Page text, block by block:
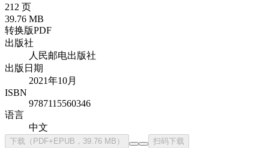
212 页
39.76 MB
转换版PDF
出版社
人民邮电出版社
出版日期
2021年10月
ISBN
9787115560346
语言
中文
下载（PDF+EPUB，39.76 MB） 扫码下载